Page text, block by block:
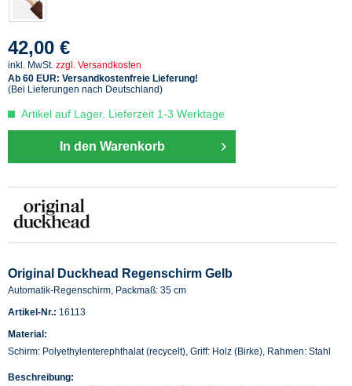
42,00 €
inkl. MwSt. zzgl. Versandkosten
Ab 60 EUR: Versandkostenfreie Lieferung!
(Bei Lieferungen nach Deutschland)
Artikel auf Lager, Lieferzeit 1-3 Werktage
In den Warenkorb
Original Duckhead Regenschirm Gelb
Automatik-Regenschirm, Packmaß: 35 cm
Artikel-Nr.: 16113
Material:
Schirm: Polyethylenterephthalat (recycelt), Griff: Holz (Birke), Rahmen: Stahl
Beschreibung: